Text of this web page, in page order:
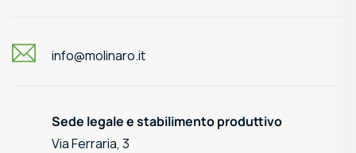
info@molinaro.it
Sede legale e stabilimento produttivo
Via Ferraria, 3